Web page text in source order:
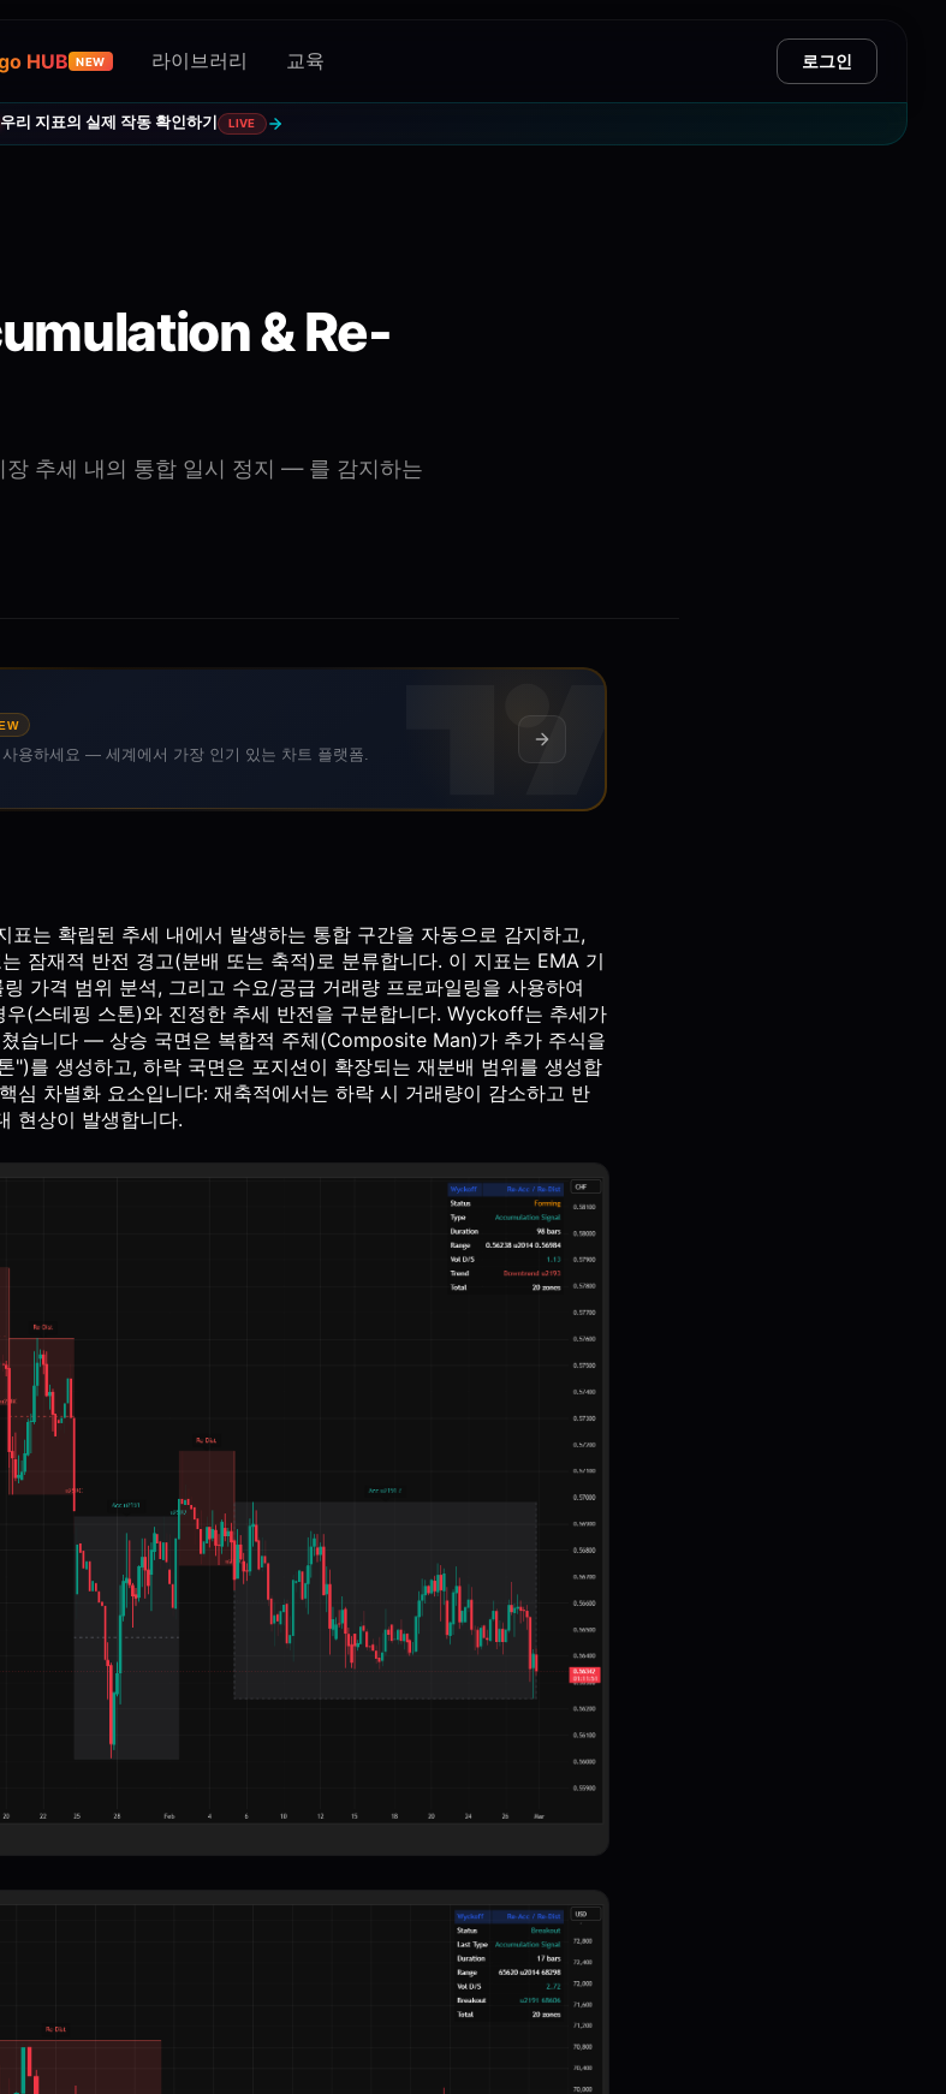
HUB NEW 라이브러리 교육 로그인
우리 지표의 실제 작동 확인하기 LIVE
& Re-
추세 내의 통합 일시 정지 — 를 감지하는
용하세요 — 세계에서 가장 인기 있는 차트 플랫폼.
는 확립된 추세 내에서 발생하는 통합 구간을 자동으로 감지하고,
잠재적 반전 경고(분배 또는 축적)로 분류합니다. 이 지표는 EMA 기
가격 범위 분석, 그리고 수요/공급 거래량 프로파일링을 사용하여
(스테핑 스톤)와 진정한 추세 반전을 구분합니다. Wyckoff는 추세가
습니다 — 상승 국면은 복합적 주체(Composite Man)가 추가 주식을
")를 생성하고, 하락 국면은 포지션이 확장되는 재분배 범위를 생성합
심 차별화 요소입니다: 재축적에서는 하락 시 거래량이 감소하고 반
현상이 발생합니다.